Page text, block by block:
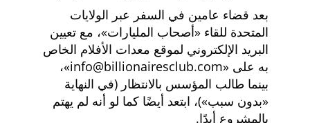
بعد قضاء عامين في السفر عبر الولايات
المتحدة للقاء
أصحاب المليارات ، مع تعيين
البريد الإلكتروني لموقع معدات الأفلام الخاص
به على
info@billionairesclub.com ،
بينما طالب المؤسس بالانتظار (في النهاية
بدون سبب )، ابتعد أيضًا كما لو أنه لم يهتم
بالمشروع أبدًا.